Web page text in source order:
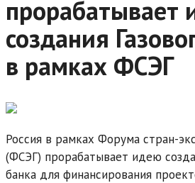
прорабатывает
создания
в рамках ФСЭГ
Россия в рамках Форума стран-
(ФСЭГ) прорабатывает идею
банка для финансирования